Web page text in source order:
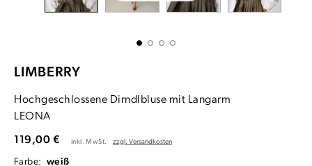
LIMBERRY
Hochgeschlossene Dirndlbluse mit Langarm
LEONA
119,00 € inkl. MwSt. zzgl. Versandkosten
Farbe: weiß